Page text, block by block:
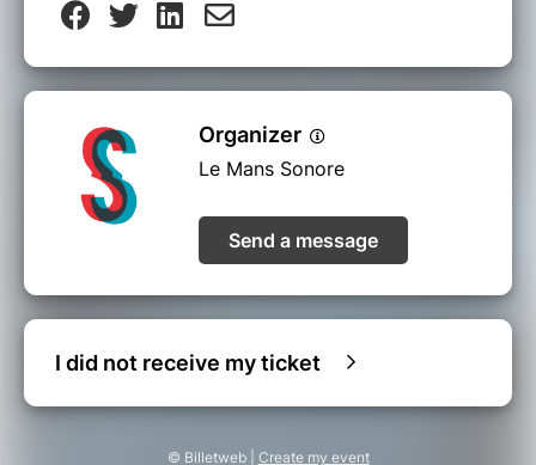
Organizer
Le Mans Sonore
Send a message
I did not receive my ticket
© Billetweb | Create my event